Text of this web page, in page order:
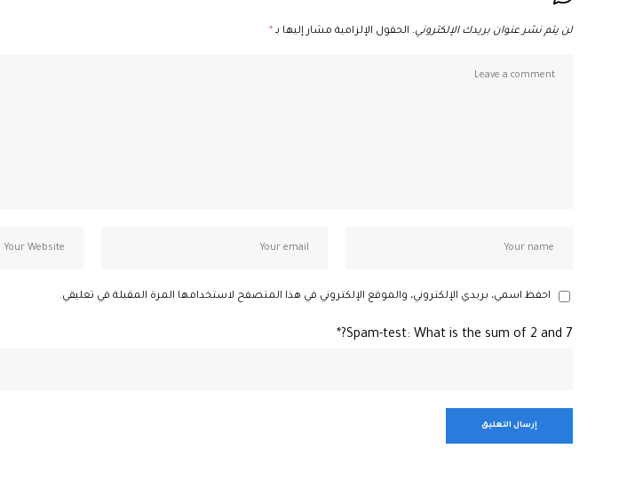
لن يتم نشر عنوان بريدك الإلكتروني. الحقول الإلزامية مشار إليها بـ*
احفظ اسمي، بريدي الإلكتروني، والموقع الإلكتروني في هذا المتصفح لاستخدامها المرة المقبلة في تعليقي.
Spam-test: What is the sum of 2 and 7?*